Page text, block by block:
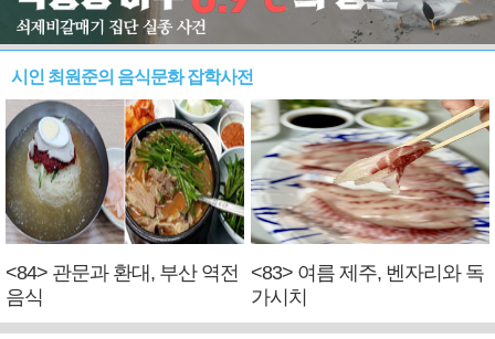
시인 최원준의 음식문화 잡학사전
<84> 관문과 환대, 부산 역전
음식
<83> 여름 제주, 벤자리와 독
가시치